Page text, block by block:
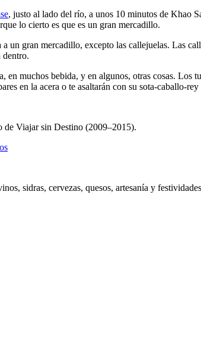
, justo al lado del río, a unos 10 minutos de Khao
lo cierto es que es un gran mercadillo.
un gran mercadillo, excepto las callejuelas. Las
dentro.
en muchos bebida, y en algunos, otras cosas.
en la acera o te asaltarán con su sota-caballo-rey
de Viajar sin Destino (2009–2015).
sidras, cervezas, quesos, artesanía y